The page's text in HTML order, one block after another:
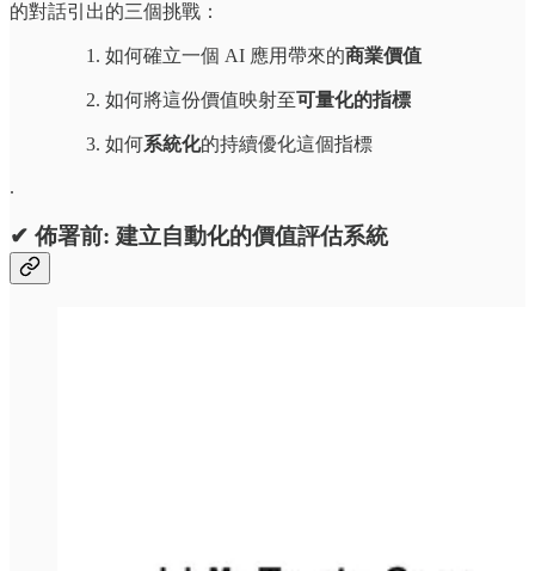
的對話引出的三個挑戰：
如何確立一個 AI 應用帶來的商業價值
如何將這份價值映射至可量化的指標
如何系統化的持續優化這個指標
.
✔ 佈署前: 建立自動化的價值評估系統